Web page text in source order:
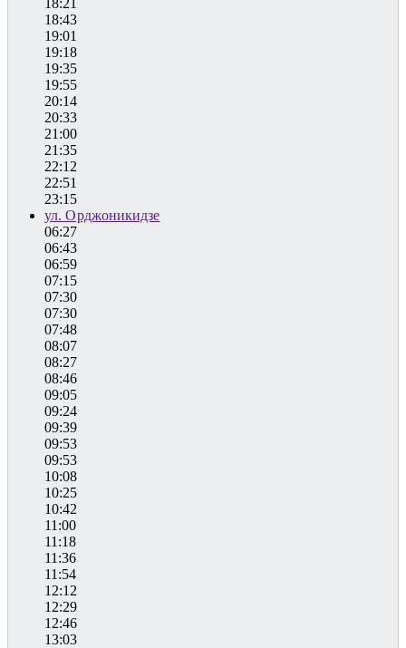
18:21
18:43
19:01
19:18
19:35
19:55
20:14
20:33
21:00
21:35
22:12
22:51
23:15
ул. Орджоникидзе
06:27
06:43
06:59
07:15
07:30
07:30
07:48
08:07
08:27
08:46
09:05
09:24
09:39
09:53
09:53
10:08
10:25
10:42
11:00
11:18
11:36
11:54
12:12
12:29
12:46
13:03